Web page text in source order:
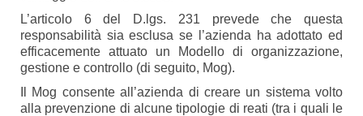
L’articolo 6 del D.lgs. 231 prevede che questa
responsabilità sia esclusa se l’azienda ha adottato ed
efficacemente attuato un Modello di organizzazione,
gestione e controllo (di seguito, Mog).
Il Mog consente all’azienda di creare un sistema volto
alla prevenzione di alcune tipologie di reati (tra i quali le